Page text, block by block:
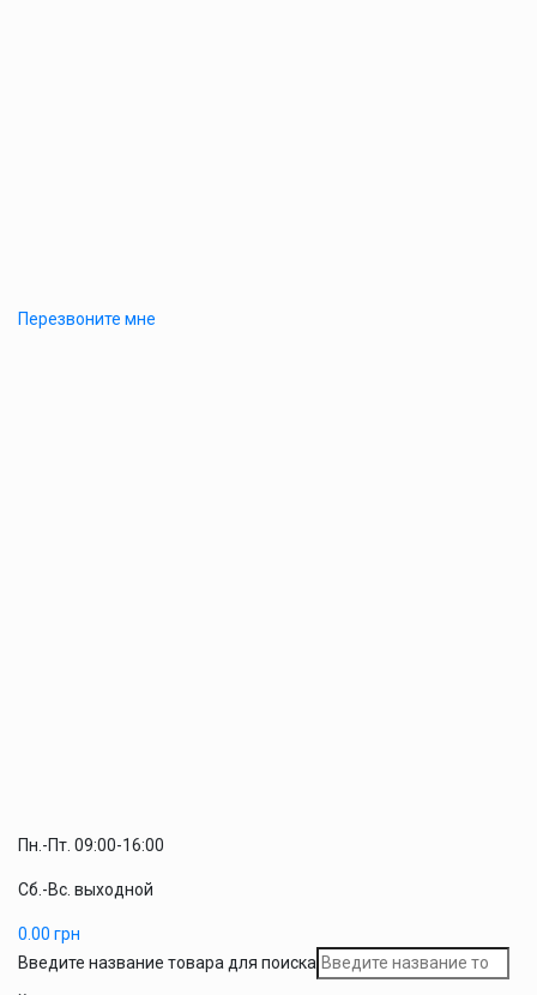
Перезвоните мне
Пн.-Пт. 09:00-16:00
Сб.-Вс. выходной
0.00 грн
Введите название товара для поиска